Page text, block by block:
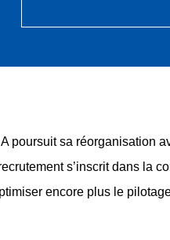
poursuit sa réorganisation
s’inscrit dans la
encore plus le